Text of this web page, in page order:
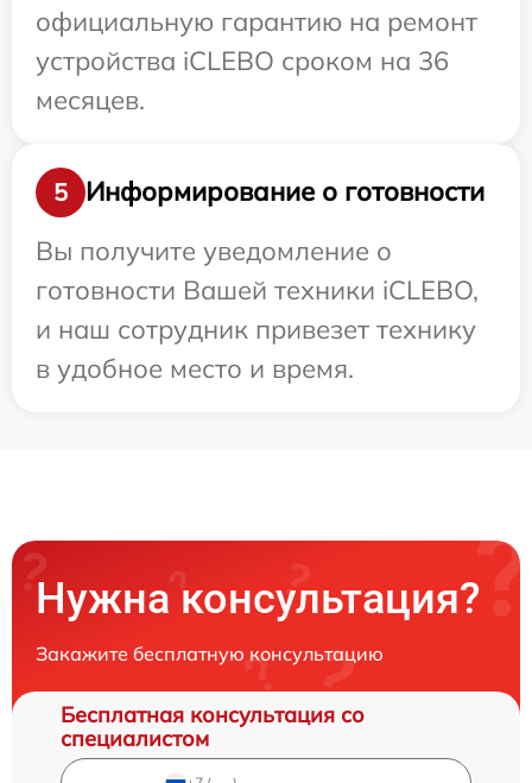
официальную гарантию на ремонт
устройства iCLEBO сроком на 36
месяцев.
5
Информирование о готовности
Вы получите уведомление о
готовности Вашей техники iCLEBO,
и наш сотрудник привезет технику
в удобное место и время.
Нужна консультация?
Закажите бесплатную консультацию
Бесплатная консультация со
специалистом